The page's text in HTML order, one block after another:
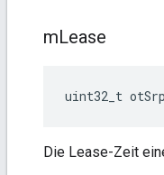
mLease
uint32_t
Die Lease-Zeit